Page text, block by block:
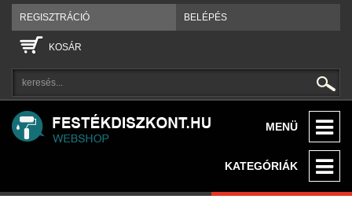
REGISZTRÁCIÓ BELÉPÉS
KOSÁR
MENÜ
KATEGÓRIÁK